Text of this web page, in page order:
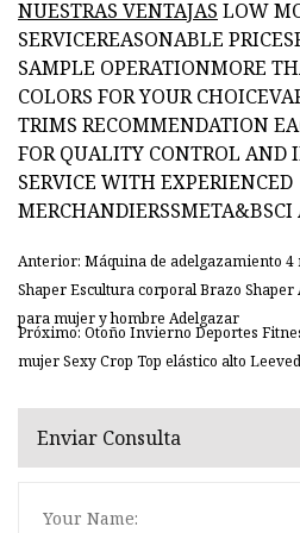
NUESTRAS VENTAJAS LOW
SERVICEREASONABLE
SAMPLE OPERATIONMORE
COLORS FOR YOUR
TRIMS RECOMMENDATION
FOR QUALITY CONTROL AND
SERVICE WITH EXPERIENCED
Anterior: Máquina de adelgazamiento 4
Shaper Escultura corporal Brazo
para mujer y hombre Adelgazar
Próximo: Otoño Invierno Deportes
mujer Sexy Crop Top elástico alto
Enviar Consulta